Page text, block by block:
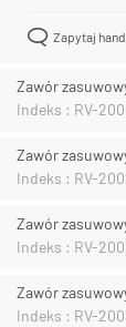
Zapytaj
Zawór
Indeks : RV-
Zawór
Indeks : RV-
Zawór
Indeks : RV-
Zawór
Indeks : RV-